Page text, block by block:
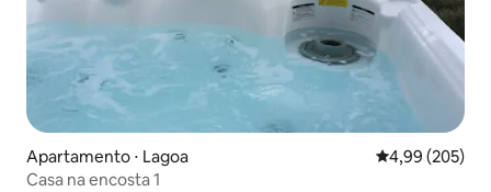
Apartamento ⋅ Lagoa 4,99 de uma
4,99 (205)
Casa na encosta 1